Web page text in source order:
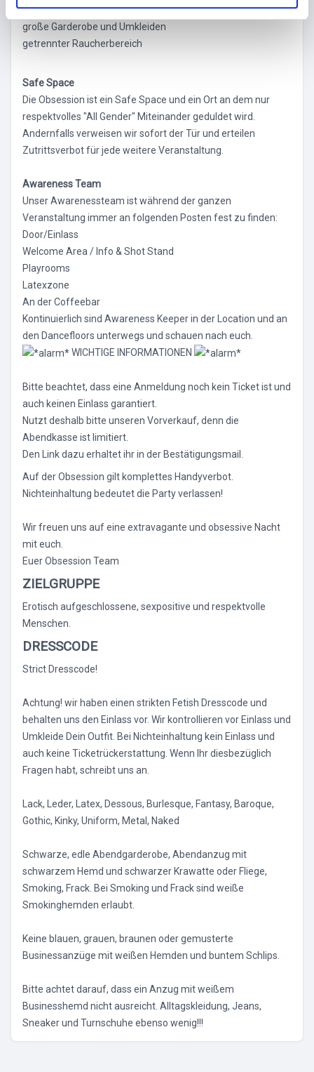
Extra Latex Play Zone " The Tower of Power"
große Garderobe und Umkleiden
getrennter Raucherbereich
Safe Space
Die Obsession ist ein Safe Space und ein Ort an dem nur
respektvolles "All Gender" Miteinander geduldet wird.
Andernfalls verweisen wir sofort der Tür und erteilen
Zutrittsverbot für jede weitere Veranstaltung.
Awareness Team
Unser Awarenessteam ist während der ganzen
Veranstaltung immer an folgenden Posten fest zu finden:
Door/Einlass
Welcome Area / Info & Shot Stand
Playrooms
Latexzone
An der Coffeebar
Kontinuierlich sind Awareness Keeper in der Location und an
den Dancefloors unterwegs und schauen nach euch.
WICHTIGE INFORMATIONEN
Bitte beachtet, dass eine Anmeldung noch kein Ticket ist und
auch keinen Einlass garantiert.
Nutzt deshalb bitte unseren Vorverkauf, denn die
Abendkasse ist limitiert.
Den Link dazu erhaltet ihr in der Bestätigungsmail.
Auf der Obsession gilt komplettes Handyverbot.
Nichteinhaltung bedeutet die Party verlassen!
Wir freuen uns auf eine extravagante und obsessive Nacht
mit euch.
Euer Obsession Team
ZIELGRUPPE
Erotisch aufgeschlossene, sexpositive und respektvolle
Menschen.
DRESSCODE
Strict Dresscode!
Achtung! wir haben einen strikten Fetish Dresscode und
behalten uns den Einlass vor. Wir kontrollieren vor Einlass und
Umkleide Dein Outfit. Bei Nichteinhaltung kein Einlass und
auch keine Ticketrückerstattung. Wenn Ihr diesbezüglich
Fragen habt, schreibt uns an.
Lack, Leder, Latex, Dessous, Burlesque, Fantasy, Baroque,
Gothic, Kinky, Uniform, Metal, Naked
Schwarze, edle Abendgarderobe, Abendanzug mit
schwarzem Hemd und schwarzer Krawatte oder Fliege,
Smoking, Frack. Bei Smoking und Frack sind weiße
Smokinghemden erlaubt.
Keine blauen, grauen, braunen oder gemusterte
Businessanzüge mit weißen Hemden und buntem Schlips.
Bitte achtet darauf, dass ein Anzug mit weißem
Businesshemd nicht ausreicht. Alltagskleidung, Jeans,
Sneaker und Turnschuhe ebenso wenig!!!